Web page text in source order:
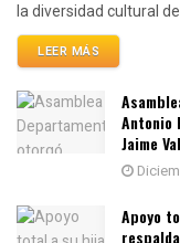
la diversidad cultural
LEER MÁS
Antonio
Jaime
Apoyo